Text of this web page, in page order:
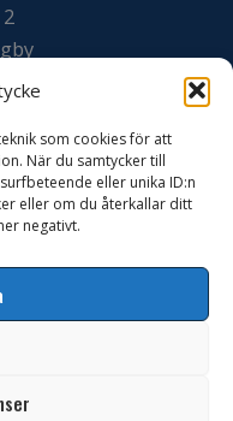
som cookies för att
När du samtycker till
eller unika ID:n
eller om du återkallar ditt
negativt.
59
Gräv AB